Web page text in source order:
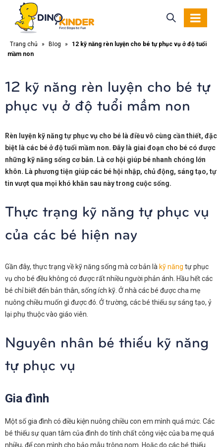
Trang chủ » Blog »
12 kỹ năng rèn luyện cho bé tự phục vụ ở độ tuổi
mầm non
12 kỹ năng rèn luyện cho bé tự
phục vụ ở độ tuổi mầm non
Rèn luyện kỹ năng tự phục vụ cho bé là điều vô cùng cần thiết, đặc
biệt là các bé ở độ tuổi mầm non. Đây là giai đoạn cho bé có được
những kỹ năng sống cơ bản. Là cơ hội giúp bé nhanh chóng lớn
khôn. Là phương tiện giúp các bé hội nhập, chủ động, sáng tạo, tự
tin vượt qua mọi khó khăn sau này trong cuộc sống.
Thực trạng kỹ năng tự phục vụ
của các bé hiện nay
Gần đây, thực trạng về kỹ năng sống mà cơ bản là kỹ năng tự phục
vụ cho bé đều không có được rất nhiều người phản ánh. Hầu hết các
bé chỉ biết đến bản thân, sống ích kỹ. Ở nhà các bé được cha mẹ
nuông chiều muốn gì được đó. Ở trường, các bé thiếu sự sáng tạo, ỷ
lại phụ thuộc vào giáo viên.
Nguyên nhân bé thiếu kỹ năng
tự phục vụ
Gia đình
Một số gia đình có điều kiện nuông chiều con em mình quá mức. Các
bé thiếu sự quan tâm của đình do tính chất công việc của ba mẹ quá
nhiều, để con mình cho bảo mẫu trông nom. Hoặc do các bé thiếu